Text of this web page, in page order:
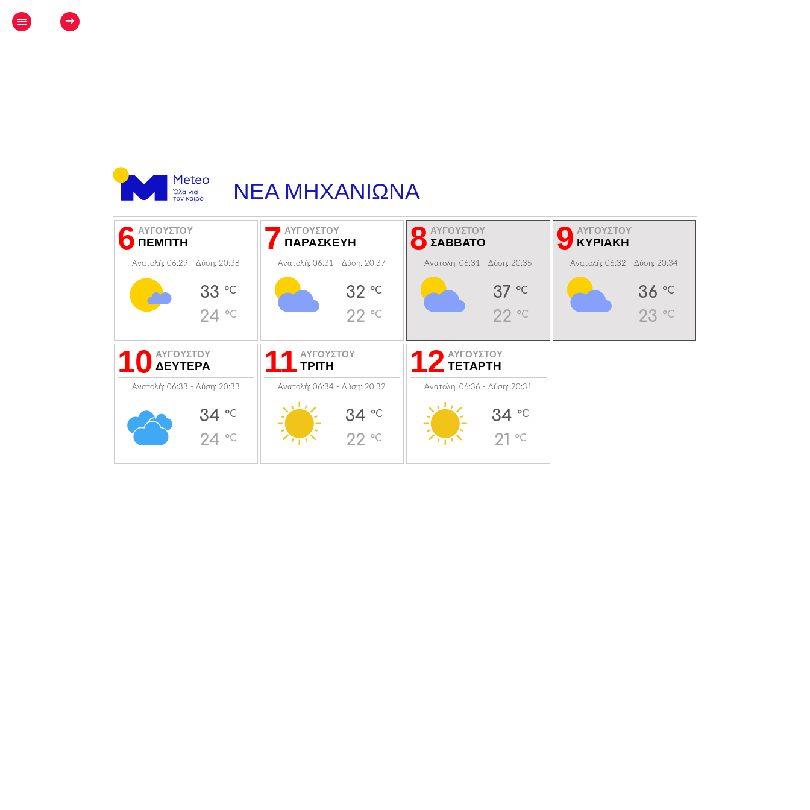
ΝΕΑ ΜΗΧΑΝΙΩΝΑ
6 ΑΥΓΟΥΣΤΟΥ
ΠΕΜΠΤΗ
Ανατολή: 06:29 - Δύση: 20:38
33 °C
24 °C
7 ΑΥΓΟΥΣΤΟΥ
ΠΑΡΑΣΚΕΥΗ
Ανατολή: 06:31 - Δύση: 20:37
32 °C
22 °C
8 ΑΥΓΟΥΣΤΟΥ
ΣΑΒΒΑΤΟ
Ανατολή: 06:31 - Δύση: 20:35
37 °C
22 °C
9 ΑΥΓΟΥΣΤΟΥ
ΚΥΡΙΑΚΗ
Ανατολή: 06:32 - Δύση: 20:34
36 °C
23 °C
10 ΑΥΓΟΥΣΤΟΥ
ΔΕΥΤΕΡΑ
Ανατολή: 06:33 - Δύση: 20:33
34 °C
24 °C
11 ΑΥΓΟΥΣΤΟΥ
ΤΡΙΤΗ
Ανατολή: 06:34 - Δύση: 20:32
34 °C
22 °C
12 ΑΥΓΟΥΣΤΟΥ
ΤΕΤΑΡΤΗ
Ανατολή: 06:36 - Δύση: 20:31
34 °C
21 °C
→